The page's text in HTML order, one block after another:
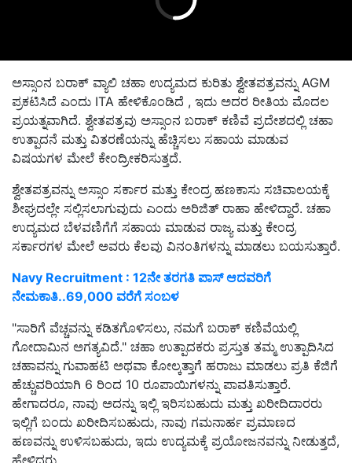
ಅಸ್ಸಾಂನ ಬರಾಕ್ ವ್ಯಾಲಿ ಚಹಾ ಉದ್ಯಮದ ಕುರಿತು ಶ್ವೇತಪತ್ರವನ್ನು AGM
ಪ್ರಕಟಿಸಿದೆ ಎಂದು ITA ಹೇಳಿಕೊಂಡಿದೆ , ಇದು ಅದರ ರೀತಿಯ ಮೊದಲ
ಪ್ರಯತ್ನವಾಗಿದೆ. ಶ್ವೇತಪತ್ರವು ಅಸ್ಸಾಂನ ಬರಾಕ್ ಕಣಿವೆ ಪ್ರದೇಶದಲ್ಲಿ ಚಹಾ
ಉತ್ಪಾದನೆ ಮತ್ತು ವಿತರಣೆಯನ್ನು ಹೆಚ್ಚಿಸಲು ಸಹಾಯ ಮಾಡುವ
ವಿಷಯಗಳ ಮೇಲೆ ಕೇಂದ್ರೀಕರಿಸುತ್ತದೆ.
ಶ್ವೇತಪತ್ರವನ್ನು ಅಸ್ಸಾಂ ಸರ್ಕಾರ ಮತ್ತು ಕೇಂದ್ರ ಹಣಕಾಸು ಸಚಿವಾಲಯಕ್ಕೆ
ಶೀಘ್ರದಲ್ಲೇ ಸಲ್ಲಿಸಲಾಗುವುದು ಎಂದು ಅರಿಜಿತ್ ರಾಹಾ ಹೇಳಿದ್ದಾರೆ. ಚಹಾ
ಉದ್ಯಮದ ಬೆಳವಣಿಗೆಗೆ ಸಹಾಯ ಮಾಡುವ ರಾಜ್ಯ ಮತ್ತು ಕೇಂದ್ರ
ಸರ್ಕಾರಗಳ ಮೇಲೆ ಅವರು ಕೆಲವು ವಿನಂತಿಗಳನ್ನು ಮಾಡಲು ಬಯಸುತ್ತಾರೆ.
Navy Recruitment : 12ನೇ ತರಗತಿ ಪಾಸ್ ಆದವರಿಗೆ
ನೇಮಕಾತಿ..69,000 ವರೆಗೆ ಸಂಬಳ
"ಸಾರಿಗೆ ವೆಚ್ಚವನ್ನು ಕಡಿತಗೊಳಿಸಲು, ನಮಗೆ ಬರಾಕ್ ಕಣಿವೆಯಲ್ಲಿ
ಗೋದಾಮಿನ ಅಗತ್ಯವಿದೆ." ಚಹಾ ಉತ್ಪಾದಕರು ಪ್ರಸ್ತುತ ತಮ್ಮ ಉತ್ಪಾದಿಸಿದ
ಚಹಾವನ್ನು ಗುವಾಹಟಿ ಅಥವಾ ಕೋಲ್ಕತ್ತಾಗೆ ಹರಾಜು ಮಾಡಲು ಪ್ರತಿ ಕೆಜಿಗೆ
ಹೆಚ್ಚುವರಿಯಾಗಿ 6 ರಿಂದ 10 ರೂಪಾಯಿಗಳನ್ನು ಪಾವತಿಸುತ್ತಾರೆ.
ಹೇಗಾದರೂ, ನಾವು ಅದನ್ನು ಇಲ್ಲಿ ಇರಿಸಬಹುದು ಮತ್ತು ಖರೀದಿದಾರರು
ಇಲ್ಲಿಗೆ ಬಂದು ಖರೀದಿಸಬಹುದು, ನಾವು ಗಮನಾರ್ಹ ಪ್ರಮಾಣದ
ಹಣವನ್ನು ಉಳಿಸಬಹುದು, ಇದು ಉದ್ಯಮಕ್ಕೆ ಪ್ರಯೋಜನವನ್ನು ನೀಡುತ್ತದೆ,